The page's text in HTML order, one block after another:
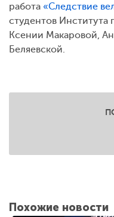
работа «Следствие
студентов
Ксении Макаровой,
Беляевской.
Похожие новости